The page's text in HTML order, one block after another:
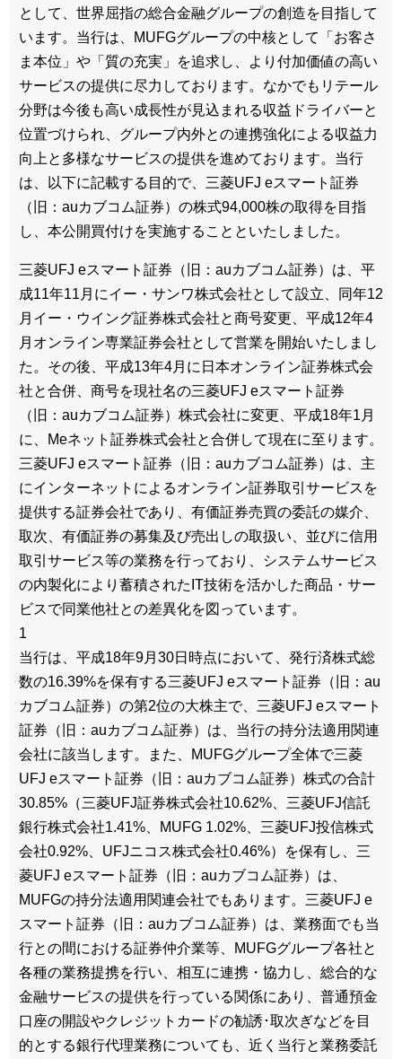
として、世界屈指の総合金融グループの創造を目指して
います。当行は、MUFGグループの中核として「お客さ
ま本位」や「質の充実」を追求し、より付加価値の高い
サービスの提供に尽力しております。なかでもリテール
分野は今後も高い成長性が見込まれる収益ドライバーと
位置づけられ、グループ内外との連携強化による収益力
向上と多様なサービスの提供を進めております。当行
は、以下に記載する目的で、三菱UFJ eスマート証券
（旧：auカブコム証券）の株式94,000株の取得を目指
し、本公開買付けを実施することといたしました。
三菱UFJ eスマート証券（旧：auカブコム証券）は、平
成11年11月にイー・サンワ株式会社として設立、同年12
月イー・ウイング証券株式会社と商号変更、平成12年4
月オンライン専業証券会社として営業を開始いたしまし
た。その後、平成13年4月に日本オンライン証券株式会
社と合併、商号を現社名の三菱UFJ eスマート証券
（旧：auカブコム証券）株式会社に変更、平成18年1月
に、Meネット証券株式会社と合併して現在に至ります。
三菱UFJ eスマート証券（旧：auカブコム証券）は、主
にインターネットによるオンライン証券取引サービスを
提供する証券会社であり、有価証券売買の委託の媒介、
取次、有価証券の募集及び売出しの取扱い、並びに信用
取引サービス等の業務を行っており、システムサービス
の内製化により蓄積されたIT技術を活かした商品・サー
ビスで同業他社との差異化を図っています。
1
当行は、平成18年9月30日時点において、発行済株式総
数の16.39%を保有する三菱UFJ eスマート証券（旧：au
カブコム証券）の第2位の大株主で、三菱UFJ eスマート
証券（旧：auカブコム証券）は、当行の持分法適用関連
会社に該当します。また、MUFGグループ全体で三菱
UFJ eスマート証券（旧：auカブコム証券）株式の合計
30.85%（三菱UFJ証券株式会社10.62%、三菱UFJ信託
銀行株式会社1.41%、MUFG 1.02%、三菱UFJ投信株式
会社0.92%、UFJニコス株式会社0.46%）を保有し、三
菱UFJ eスマート証券（旧：auカブコム証券）は、
MUFGの持分法適用関連会社でもあります。三菱UFJ e
スマート証券（旧：auカブコム証券）は、業務面でも当
行との間における証券仲介業等、MUFGグループ各社と
各種の業務提携を行い、相互に連携・協力し、総合的な
金融サービスの提供を行っている関係にあり、普通預金
口座の開設やクレジットカードの勧誘･取次ぎなどを目
的とする銀行代理業務についても、近く当行と業務委託